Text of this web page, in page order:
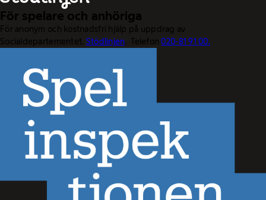
För spelare och anhöriga
För anonym och kostnadsfri hjälp på uppdrag av
Socialdepartementet. Stödlinjen. Telefon020-81 91 00.